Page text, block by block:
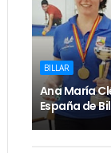
BILLAR
Ana María
España de